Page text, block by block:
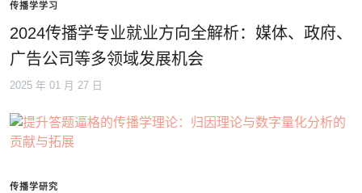
传播学学习
2024传播学专业就业方向全解析：媒体、政府、
广告公司等多领域发展机会
2025 年 01 月 27 日
传播学研究